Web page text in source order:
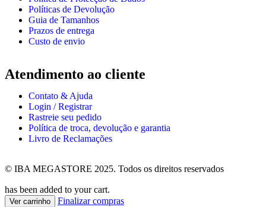
Políticas de Devolução
Guia de Tamanhos
Prazos de entrega
Custo de envio
Atendimento ao cliente
Contato & Ajuda
Login / Registrar
Rastreie seu pedido
Política de troca, devolução e garantia
Livro de Reclamações
© IBA MEGASTORE 2025. Todos os direitos reservados
has been added to your cart.
Ver carrinho Finalizar compras